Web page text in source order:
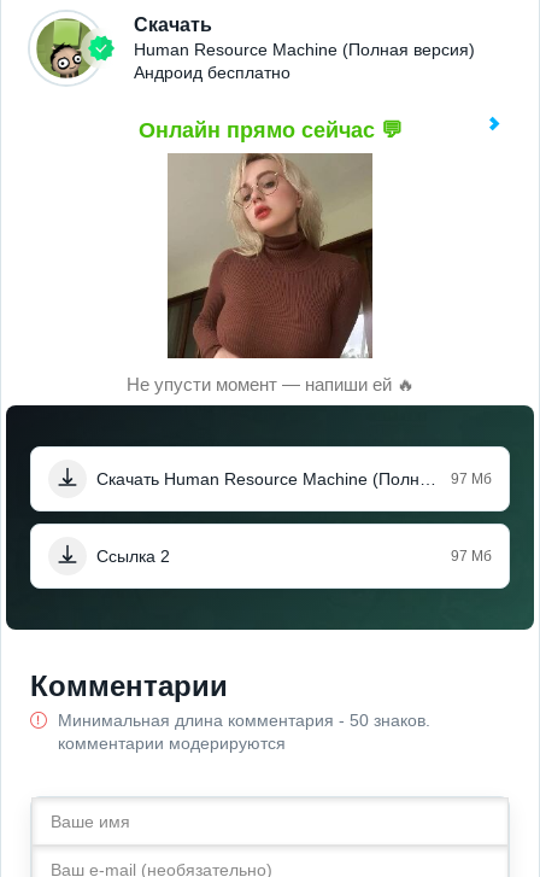
Скачать
Human Resource Machine (Полная версия)
Андроид бесплатно
Онлайн прямо сейчас 💬
Не упусти момент — напиши ей 🔥
97 Мб
Ссылка 2 97 Мб
Комментарии
Минимальная длина комментария - 50 знаков.
комментарии модерируются